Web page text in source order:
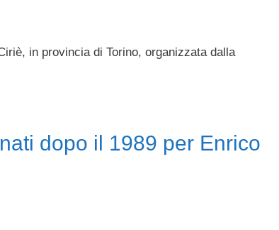
in provincia di Torino, organizzata dalla
dopo il 1989 per Enrico